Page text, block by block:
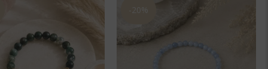
-20%